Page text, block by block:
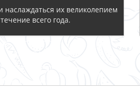
наслаждаться их великолепием
всего года.